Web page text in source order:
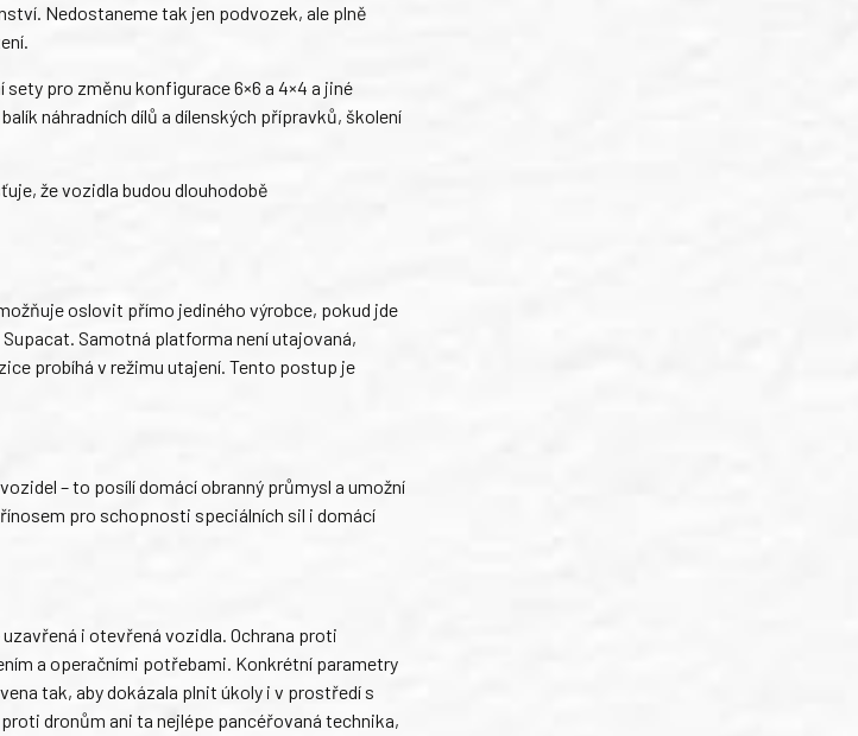
Nedostaneme tak jen podvozek, ale plně
pro změnu konfigurace 6×6 a 4×4 a jiné
náhradních dílů a dílenských přípravků, školení
že vozidla budou dlouhodobě
oslovit přímo jediného výrobce, pokud jde
Samotná platforma není utajovaná,
probíhá v režimu utajení. Tento postup je
– to posílí domácí obranný průmysl a umožní
pro schopnosti speciálních sil i domácí
i otevřená vozidla. Ochrana proti
a operačními potřebami. Konkrétní parametry
tak, aby dokázala plnit úkoly i v prostředí s
dronům ani ta nejlépe pancéřovaná technika,